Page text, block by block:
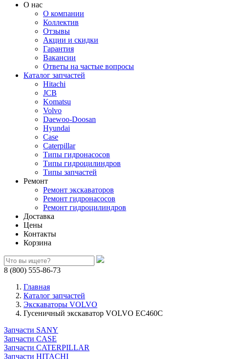
О нас
О компании
Коллектив
Отзывы
Акции и скидки
Гарантия
Вакансии
Ответы на частые вопросы
Каталог запчастей
Hitachi
JCB
Komatsu
Volvo
Daewoo-Doosan
Hyundai
Case
Caterpillar
Типы гидронасосов
Типы гидроцилиндров
Типы запчастей
Ремонт
Ремонт экскаваторов
Ремонт гидронасосов
Ремонт гидроцилиндров
Доставка
Цены
Контакты
Корзина
8 (800) 555-86-73
Главная
Каталог запчастей
Экскаваторы VOLVO
Гусеничный экскаватор VOLVO EC460C
Запчасти SANY
Запчасти CASE
Запчасти CATERPILLAR
Запчасти HITACHI